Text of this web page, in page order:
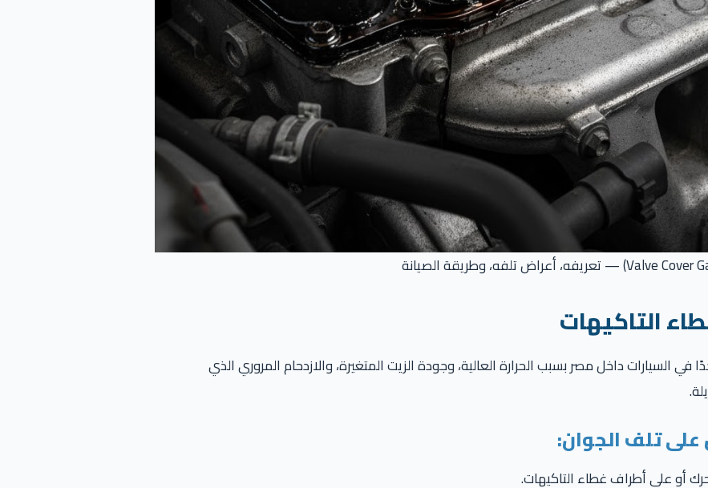
التاكيهات
السيارات داخل مصر بسبب الحرارة العالية، وجودة الزيت المتغيرة، والازدحام المروري الذي
على تلف الجوان:
أو على أطراف غطاء التاكيهات.